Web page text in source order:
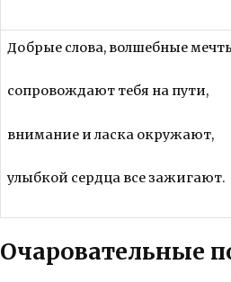
Добрые слова, волшебные
сопровождают тебя на пути,
внимание и ласка окружают,
улыбкой сердца все зажигают.
Очаровательные